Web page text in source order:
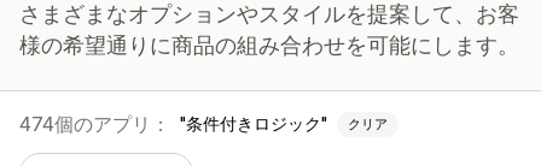
さまざまなオプションやスタイルを提案して、お客
様の希望通りに商品の組み合わせを可能にします。
474個のアプリ： 条件付きロジック クリア